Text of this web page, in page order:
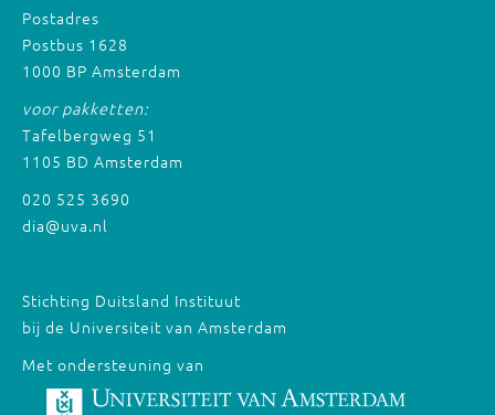
Postadres
Postbus 1628
1000 BP Amsterdam
voor pakketten:
Tafelbergweg 51
1105 BD Amsterdam
020 525 3690
dia@uva.nl
Stichting Duitsland Instituut
bij de Universiteit van Amsterdam
Met ondersteuning van